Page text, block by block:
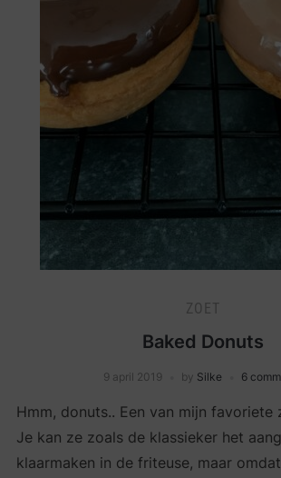
ZOET
Baked Donuts
9 april 2019 by Silke 6
Hmm, donuts.. Een van mijn favoriete
Je kan ze zoals de klassieker het
klaarmaken in de friteuse, maar